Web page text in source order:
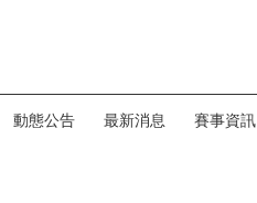
動態公告 最新消息 賽事資訊